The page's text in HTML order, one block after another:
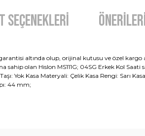
Seçenekleri
altında olup, orijinal kutusu ve özel
sahip olan Hislon MS111G; 04SG Erkek Kol
Yok Kasa Materyali: Çelik Kasa Rengi: Sarı
44 mm;